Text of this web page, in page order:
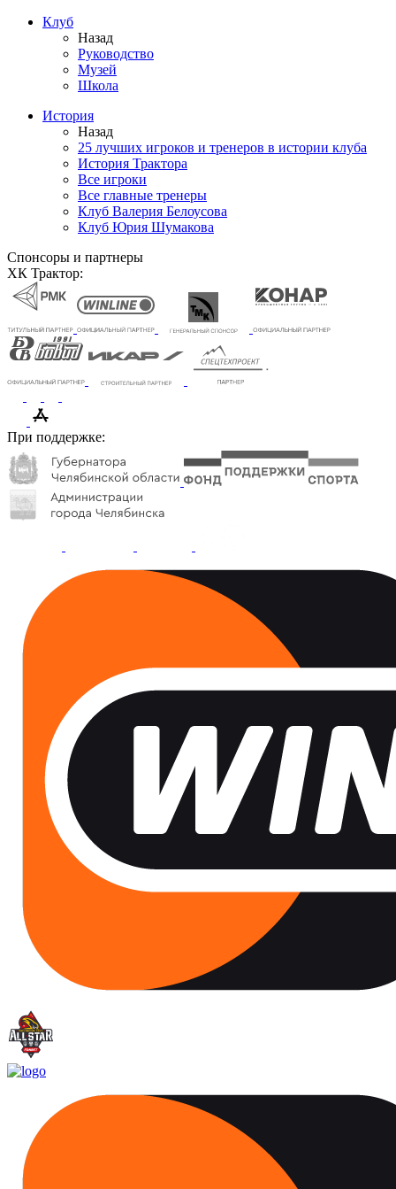
Клуб
Назад
Руководство
Музей
Школа
История
Назад
25 лучших игроков и тренеров в истории клуба
История Трактора
Все игроки
Все главные тренеры
Клуб Валерия Белоусова
Клуб Юрия Шумакова
Спонсоры и партнеры
ХК Трактор:
При поддержке: